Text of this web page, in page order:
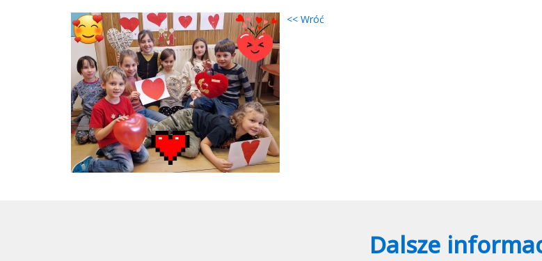
<< Wróć
Dalsze